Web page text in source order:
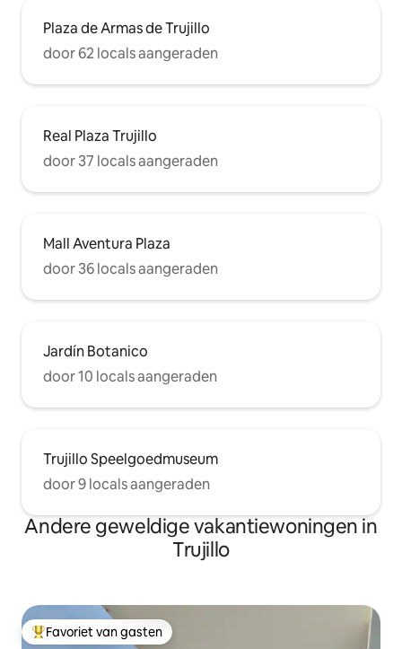
Plaza de Armas de Trujillo
door 62 locals aangeraden
Real Plaza Trujillo
door 37 locals aangeraden
Mall Aventura Plaza
door 36 locals aangeraden
Jardín Botanico
door 10 locals aangeraden
Trujillo Speelgoedmuseum
door 9 locals aangeraden
Andere geweldige vakantiewoningen in
Trujillo
Topfavoriet van gasten
Favoriet van gasten